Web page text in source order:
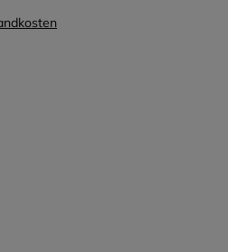
nicht verfügbar.)